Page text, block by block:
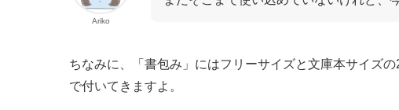
Ariko
ちなみに、「書包み」にはフリーサイズと文庫本サイズ
で付いてきますよ。